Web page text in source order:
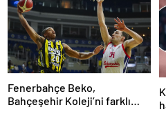
Fenerbahçe Beko,
Bahçeşehir Koleji’ni farklı